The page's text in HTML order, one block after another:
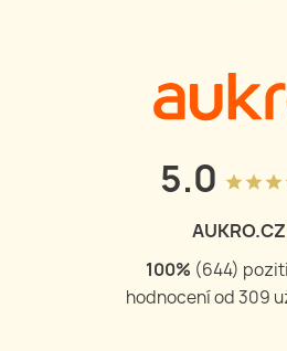
5.0 grade grade grade
AUKRO.CZ
100% (644)
hodnocení od309